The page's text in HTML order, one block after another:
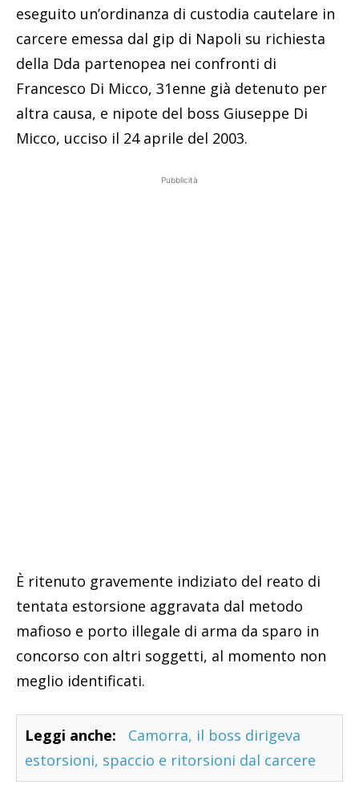
eseguito un’ordinanza di custodia cautelare in
carcere emessa dal gip di Napoli su richiesta
della Dda partenopea nei confronti di
Francesco Di Micco, 31enne già detenuto per
altra causa, e nipote del boss Giuseppe Di
Micco, ucciso il 24 aprile del 2003.
Pubblicità
È ritenuto gravemente indiziato del reato di
tentata estorsione aggravata dal metodo
mafioso e porto illegale di arma da sparo in
concorso con altri soggetti, al momento non
meglio identificati.
Leggi anche:
Camorra, il boss dirigeva
estorsioni, spaccio e ritorsioni dal carcere